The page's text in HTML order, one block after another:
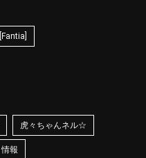
虎々ちゃんネル☆
報